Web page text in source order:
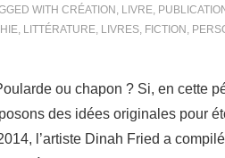
WITH CRÉATION , LIVRE,
, LITTÉRATURE, LIVRES, FICTION ,
ou chapon ? Si, en cette
des idées originales pour
l’artiste Dinah Fried a